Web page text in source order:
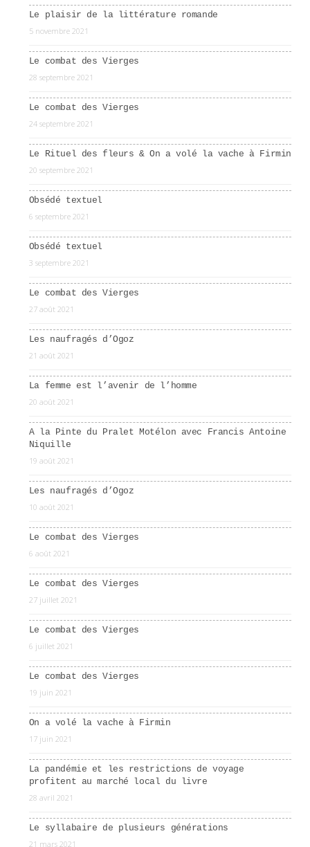
Le plaisir de la littérature romande
5 novembre 2021
Le combat des Vierges
28 septembre 2021
Le combat des Vierges
24 septembre 2021
Le Rituel des fleurs & On a volé la vache à Firmin
20 septembre 2021
Obsédé textuel
6 septembre 2021
Obsédé textuel
3 septembre 2021
Le combat des Vierges
27 août 2021
Les naufragés d’Ogoz
21 août 2021
La femme est l’avenir de l’homme
20 août 2021
A la Pinte du Pralet Motélon avec Francis Antoine
Niquille
19 août 2021
Les naufragés d’Ogoz
10 août 2021
Le combat des Vierges
6 août 2021
Le combat des Vierges
27 juillet 2021
Le combat des Vierges
6 juillet 2021
Le combat des Vierges
19 juin 2021
On a volé la vache à Firmin
17 juin 2021
La pandémie et les restrictions de voyage
profitent au marché local du livre
28 avril 2021
Le syllabaire de plusieurs générations
21 mars 2021